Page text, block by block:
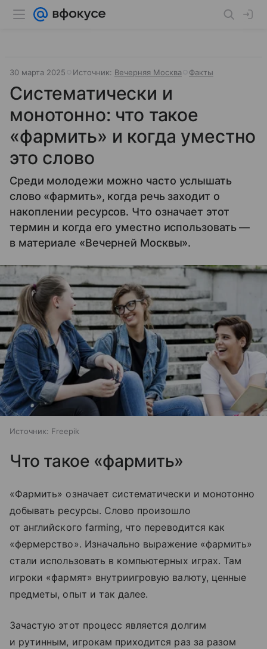
30 марта 2025 Источник: Вечерняя Москва Факты
Систематически и
монотонно: что такое
«фармить» и когда уместно
это слово
Среди молодежи можно часто услышать
слово «фармить», когда речь заходит о
накоплении ресурсов. Что означает этот
термин и когда его уместно использовать —
в материале «Вечерней Москвы».
Источник: Freepik
Что такое «фармить»
«Фармить» означает систематически и монотонно
добывать ресурсы. Слово произошло
от английского farming, что переводится как
«фермерство». Изначально выражение «фармить»
стали использовать в компьютерных играх. Там
игроки «фармят» внутриигровую валюту, ценные
предметы, опыт и так далее.
Зачастую этот процесс является долгим
и рутинным, игрокам приходится раз за разом